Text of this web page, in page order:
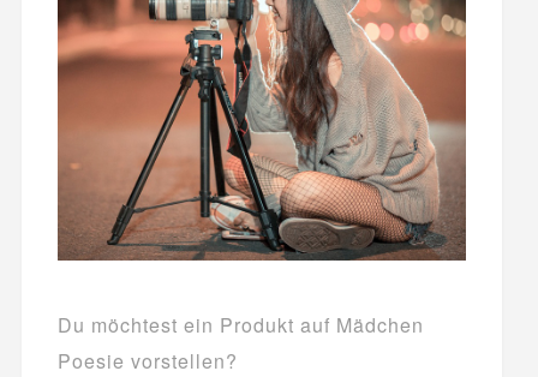
Du möchtest ein Produkt auf Mädchen
Poesie vorstellen?